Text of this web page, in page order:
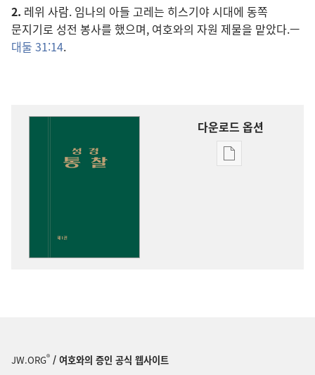
2. 레위 사람. 임나의 아들 고레는 히스기야 시대에 동쪽
문지기로 성전 봉사를 했으며, 여호와의 자원 제물을 맡았다.—
대둘 31:14.
다운로드 옵션
출판물
JW.ORG® / 여호와의 증인 공식 웹사이트